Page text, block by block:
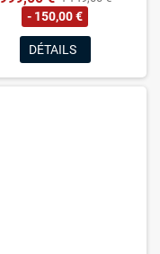
- 150,00 €
DÉTAILS